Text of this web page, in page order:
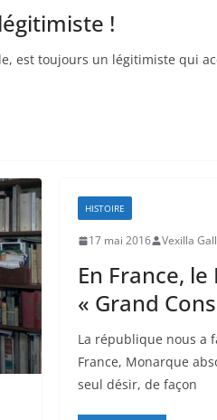
!
est toujours un légitimiste qui
HISTOIRE
17 mai 2016 Vexilla
En France,
« Grand
La république nous a
France, Monarque
seul désir, de façon